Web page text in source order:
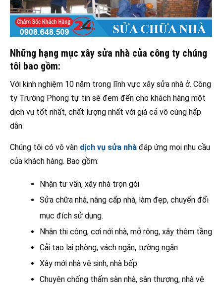
Những hạng mục xây sửa nhà của công ty chúng
tôi bao gồm:
Với kinh nghiệm 10 năm trong lĩnh vực xây sửa nhà ở. Công
ty Trường Phong tự tin sẽ đem đến cho khách hàng một
dịch vụ tốt nhất, chất lượng nhất với giá cả vô cùng hấp
dẫn.
Chúng tôi có vô vàn dịch vụ sửa nhà đáp ứng mọi nhu cầu
của khách hàng. Bao gồm:
Nhận tư vấn, xây nhà trọn gói
Sửa chữa nhà, nâng cấp nhà, làm đẹp, chuyển đổi
mục đích sử dụng.
Nhận thi công, cơi nới nhà, mở rộng, xây thêm tầng
Cải tạo lại phòng, vách ngăn, tường ngăn
Xây mới nhà vệ sinh, nhà bếp
Chuyên chống thấm sàn nhà, sân thượng, nhà vệ